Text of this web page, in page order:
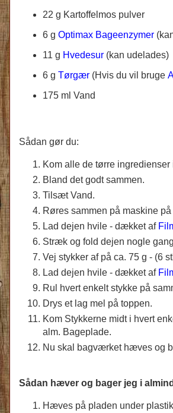
22 g Kartoffelmos pulver
6 g Optimax Bageenzymer
11 g Hvedesur (kan udelades)
6 g Tørgær (Hvis du vil bruge
175 ml Vand
Sådan gør du:
Kom alle de tørre ingredienser
Bland det godt sammen.
Tilsæt Vand.
Røres sammen på maskine
Lad dejen hvile - dækket af
Stræk og fold dejen nogle
Vej stykker af på ca. 75 g - (6
Lad dejen hvile - dækket af
Rul hvert enkelt stykke på
Drys et lag mel på toppen.
Kom Stykkerne midt i hvert
alm. Bageplade.
Nu skal bagværket hæves og
Sådan hæver og bager jeg i
Hæves på pladen under